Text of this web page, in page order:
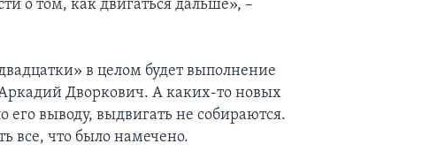
о том, как двигаться дальше», –
в целом будет выполнение
Дворкович. А каких-то новых
выводу, выдвигать не собираются.
все, что было намечено.